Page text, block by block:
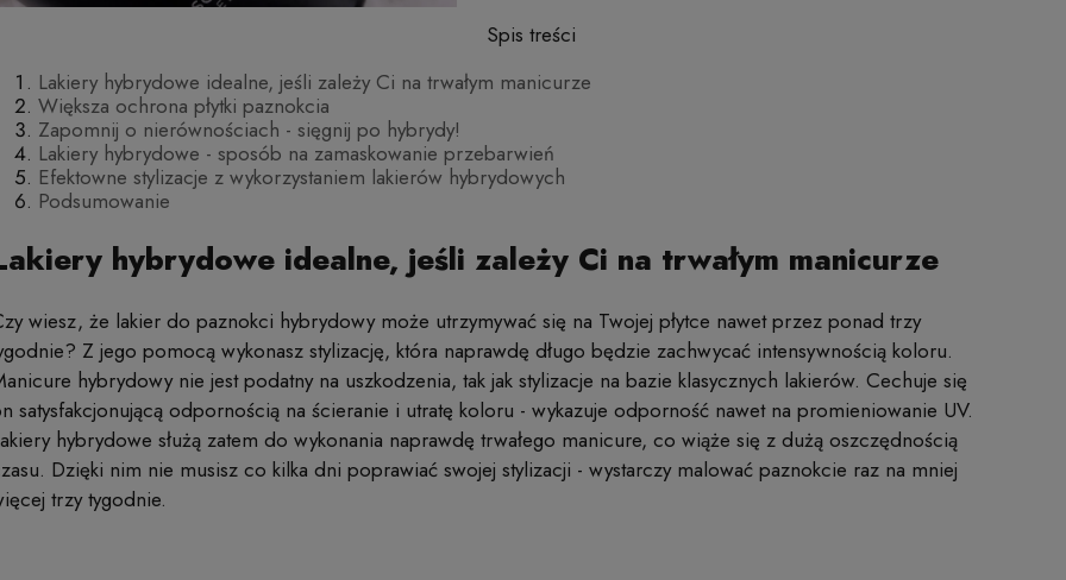
Spis treści
Lakiery hybrydowe idealne, jeśli zależy Ci na trwałym manicurze
Większa ochrona płytki paznokcia
Zapomnij o nierównościach - sięgnij po hybrydy!
Lakiery hybrydowe - sposób na zamaskowanie przebarwień
Efektowne stylizacje z wykorzystaniem lakierów hybrydowych
Podsumowanie
hybrydowe idealne, jeśli zależy Ci na trwałym manicurze
wiesz, że lakier do paznokci hybrydowy może utrzymywać się na Twojej płytce nawet przez ponad trzy
Z jego pomocą wykonasz stylizację, która naprawdę długo będzie zachwycać intensywnością koloru.
hybrydowy nie jest podatny na uszkodzenia, tak jak stylizacje na bazie klasycznych lakierów. Cechuje się
satysfakcjonującą odpornością na ścieranie i utratę koloru - wykazuje odporność nawet na promieniowanie UV.
hybrydowe służą zatem do wykonania naprawdę trwałego manicure, co wiąże się z dużą oszczędnością
Dzięki nim nie musisz co kilka dni poprawiać swojej stylizacji - wystarczy malować paznokcie raz na mniej
trzy tygodnie.